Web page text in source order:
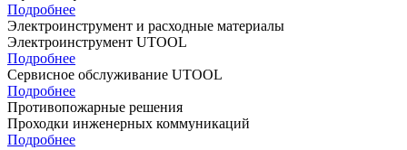
Подробнее
Электроинструмент и расходные материалы
Электроинструмент UTOOL
Подробнее
Сервисное обслуживание UTOOL
Подробнее
Противопожарные решения
Проходки инженерных коммуникаций
Подробнее